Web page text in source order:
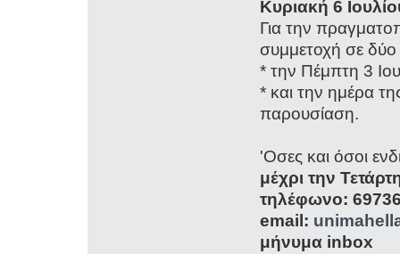
Κυριακή 6
Για την
συμμετοχή σε
* την Πέμπτη 3
* και την ημέρα
παρουσίαση.
'Oσες και όσοι
μέχρι την
τηλέφωνο:
email:
μήνυμα inbox